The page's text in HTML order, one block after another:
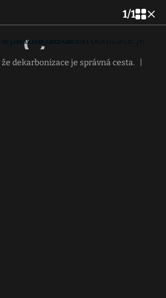
1/1
dekarbonizace je správná cesta.